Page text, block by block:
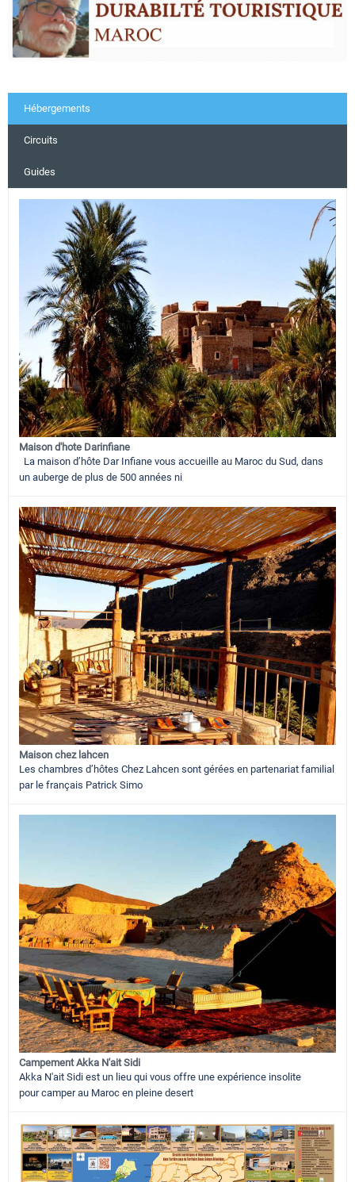
Hébergements
Circuits
Guides
Maison d'hote Darinfiane
La maison d’hôte Dar Infiane vous accueille au Maroc du Sud, dans
un auberge de plus de 500 années ni
Maison chez lahcen
Les chambres d’hôtes Chez Lahcen sont gérées en partenariat familial
par le français Patrick Simo
Campement Akka N'ait Sidi
Akka N'ait Sidi est un lieu qui vous offre une expérience insolite
pour camper au Maroc en pleine desert